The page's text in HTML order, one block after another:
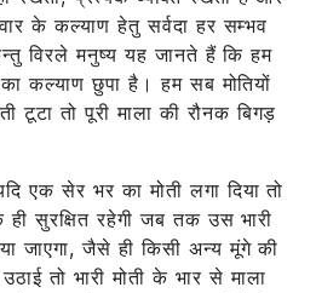
के कल्याण हेतु सर्वदा हर सम्भव
विरले मनुष्य यह जानते हैं कि हम
कल्याण छुपा है। हम सब मोतियों
टूटा तो पूरी माला की रौनक बिगड़
एक सेर भर का मोती लगा दिया तो
ही सुरक्षित रहेगी जब तक उस भारी
जाएगा, जैसे ही किसी अन्य मूंगे की
तो भारी मोती के भार से माला